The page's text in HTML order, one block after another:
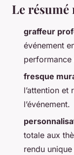
Le
graffeur
événement
fresque
l’attention et
l’événement.
totale aux
rendu